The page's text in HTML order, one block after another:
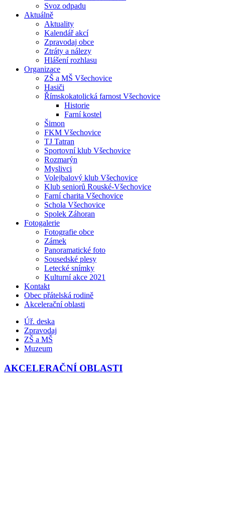
Svoz odpadu
Aktuálně
Aktuality
Kalendář akcí
Zpravodaj obce
Ztráty a nálezy
Hlášení rozhlasu
Organizace
ZŠ a MŠ Všechovice
Hasiči
Římskokatolická farnost Všechovice
Historie
Farní kostel
Šimon
FKM Všechovice
TJ Tatran
Sportovní klub Všechovice
Rozmarýn
Myslivci
Volejbalový klub Všechovice
Klub seniorů Rouské-Všechovice
Farní charita Všechovice
Schola Všechovice
Spolek Záhoran
Fotogalerie
Fotografie obce
Zámek
Panoramatické foto
Sousedské plesy
Letecké snímky
Kulturní akce 2021
Kontakt
Obec přátelská rodině
Akcelerační oblasti
Úř. deska
Zpravodaj
ZŠ a MŠ
Muzeum
AKCELERAČNÍ OBLASTI